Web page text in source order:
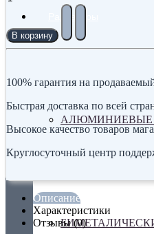
АЛЮМИНИЕВЫЕ
В корзину
100% гарантия на
Быстрая доставка по всей
Высокое качество товаров
Круглосуточный центр
Описание
Характеристики
Отзывы (0)